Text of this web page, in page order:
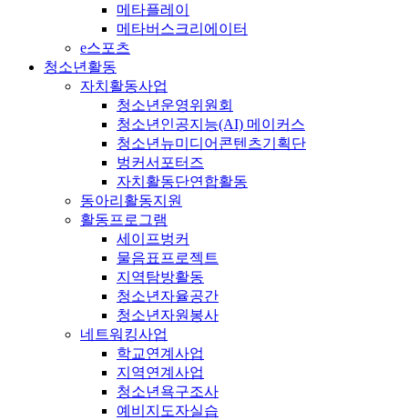
메타플레이
메타버스크리에이터
e스포츠
청소년활동
자치활동사업
청소년운영위원회
청소년인공지능(AI) 메이커스
청소년뉴미디어콘텐츠기획단
벙커서포터즈
자치활동단연합활동
동아리활동지원
활동프로그램
세이프벙커
물음표프로젝트
지역탐방활동
청소년자율공간
청소년자원봉사
네트워킹사업
학교연계사업
지역연계사업
청소년욕구조사
예비지도자실습